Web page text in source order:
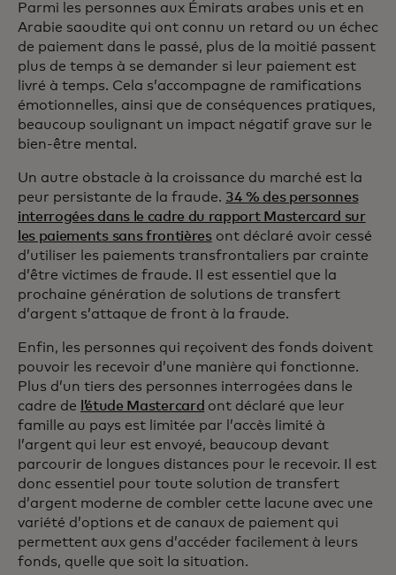
Parmi les personnes aux Émirats arabes unis et en
Arabie saoudite qui ont connu un retard ou un échec
de paiement dans le passé, plus de la moitié passent
plus de temps à se demander si leur paiement est
livré à temps. Cela s’accompagne de ramifications
émotionnelles, ainsi que de conséquences pratiques,
beaucoup soulignant un impact négatif grave sur le
bien-être mental.
Un autre obstacle à la croissance du marché est la
peur persistante de la fraude. 34 % des personnes
interrogées dans le cadre du rapport Mastercard sur
les paiements sans frontièresont déclaré avoir cessé
d’utiliser les paiements transfrontaliers par crainte
d’être victimes de fraude. Il est essentiel que la
prochaine génération de solutions de transfert
d’argent s’attaque de front à la fraude.
Enfin, les personnes qui reçoivent des fonds doivent
pouvoir les recevoir d’une manière qui fonctionne.
Plus d’un tiers des personnes interrogées dans le
cadre de
l’étude Mastercard ont déclaré que leur
famille au pays est limitée par l’accès limité à
l’argent qui leur est envoyé, beaucoup devant
parcourir de longues distances pour le recevoir. Il est
donc essentiel pour toute solution de transfert
d’argent moderne de combler cette lacune avec une
variété d’options et de canaux de paiement qui
permettent aux gens d’accéder facilement à leurs
fonds, quelle que soit la situation.